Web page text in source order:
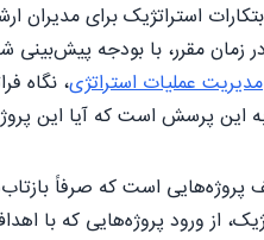
استراتژیک برای
زمان مقرر، با بودجه پیش‌بینی
مدیریت عملیات استراتژی، نگاه
این پرسش است که آیا این
است که صرفاً
از ورود پروژه‌هایی که با